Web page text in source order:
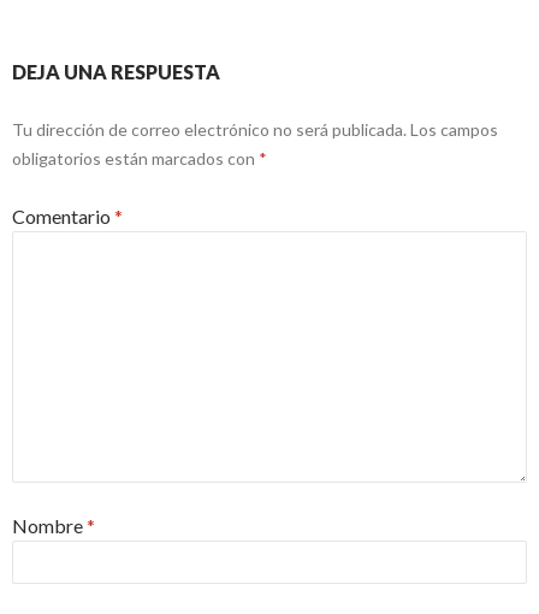
DEJA UNA RESPUESTA
Tu dirección de correo electrónico no será publicada. Los campos
obligatorios están marcados con *
Comentario *
Nombre*